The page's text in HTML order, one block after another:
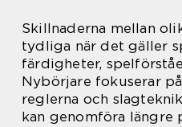
Skillnaderna mellan
tydliga när det gäller
färdigheter,
Nybörjare fokuserar
reglerna och
kan genomföra längre